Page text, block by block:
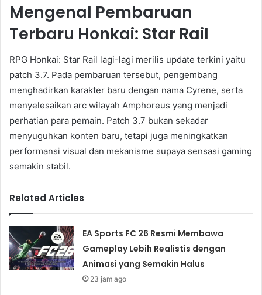
Mengenal Pembaruan
Terbaru Honkai: Star Rail
RPG Honkai: Star Rail lagi-lagi merilis update terkini yaitu
patch 3.7. Pada pembaruan tersebut, pengembang
menghadirkan karakter baru dengan nama Cyrene, serta
menyelesaikan arc wilayah Amphoreus yang menjadi
perhatian para pemain. Patch 3.7 bukan sekadar
menyuguhkan konten baru, tetapi juga meningkatkan
performansi visual dan mekanisme supaya sensasi gaming
semakin stabil.
Related Articles
EA Sports FC 26 Resmi Membawa
Gameplay Lebih Realistis dengan
Animasi yang Semakin Halus
23 jam ago